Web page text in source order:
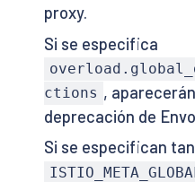
proxy.
Si se especifica
ctions ,
deprecación de
Si se especifican